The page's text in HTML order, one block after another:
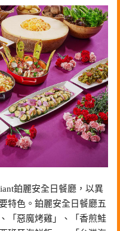
鉑麗安全日餐廳，以異
特色。鉑麗安全日餐廳五
「惡魔烤雞」、「香煎鮭